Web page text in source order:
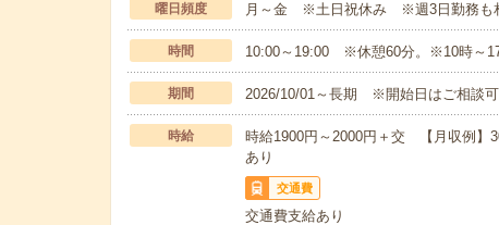
曜日頻度 月～金 ※土日祝休み ※週3日勤務も相
時間 10:00～19:00 ※休憩60分。※10時～17
期間 2026/10/01～長期 ※開始日はご相談
時給
時給1900円～2000円＋交 【月収例】
あり
交通費
交通費支給あり